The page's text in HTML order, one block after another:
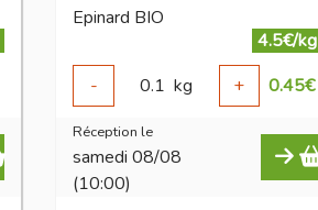
Epinard BIO
4.5€/kg
-
0.1 kg + 0.45€
Réception le
samedi 08/08
(10:00)